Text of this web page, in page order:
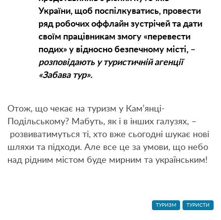
України, щоб поспілкуватись, провести
ряд робочих оффлайн зустрічей та дати
своїм працівникам змогу «перевести
подих» у відносно безпечному місті, –
розповідають у туристичній агенції
«Забава тур».
Отож, що чекає на туризм у Кам’янці-
Подільському? Мабуть, як і в інших галузях, –
розвиватимуться ті, хто вже сьогодні шукає нові
шляхи та підходи. Але все це за умови, що небо
над рідним містом буде мирним та українським!
ТУРИЗМ ТУРИСТИ